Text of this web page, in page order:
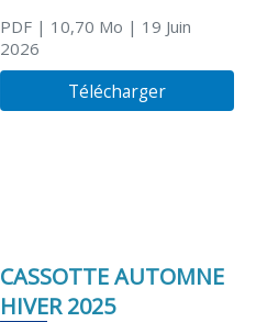
PDF| 10,70 Mo | 19 Juin
2026
Télécharger
CASSOTTE AUTOMNE
HIVER 2025